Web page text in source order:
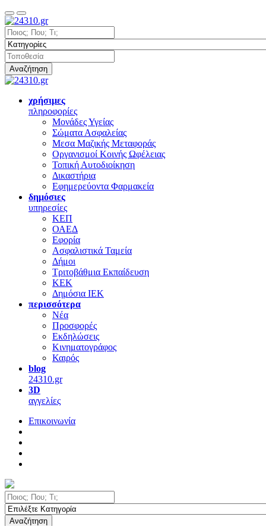
Αναζήτηση
χρήσιμες
πληροφορίες
Μονάδες Υγείας
Σώματα Ασφαλείας
Μεσα Μαζικής Μεταφοράς
Οργανισμοί Κοινής Ωφέλειας
Τοπική Αυτοδιοίκηση
Δικαστήρια
Εφημερεύοντα Φαρμακεία
δημόσιες
υπηρεσίες
ΚΕΠ
ΟΑΕΔ
Εφορία
Ασφαλιστικά Ταμεία
Δήμοι
Τριτοβάθμια Εκπαίδευση
ΚΕΚ
Δημόσια ΙΕΚ
περισσότερα
Νέα
Προσφορές
Εκδηλώσεις
Κινηματογράφος
Καιρός
blog
24310.gr
3D
αγγελίες
Επικοινωνία
Αναζήτηση